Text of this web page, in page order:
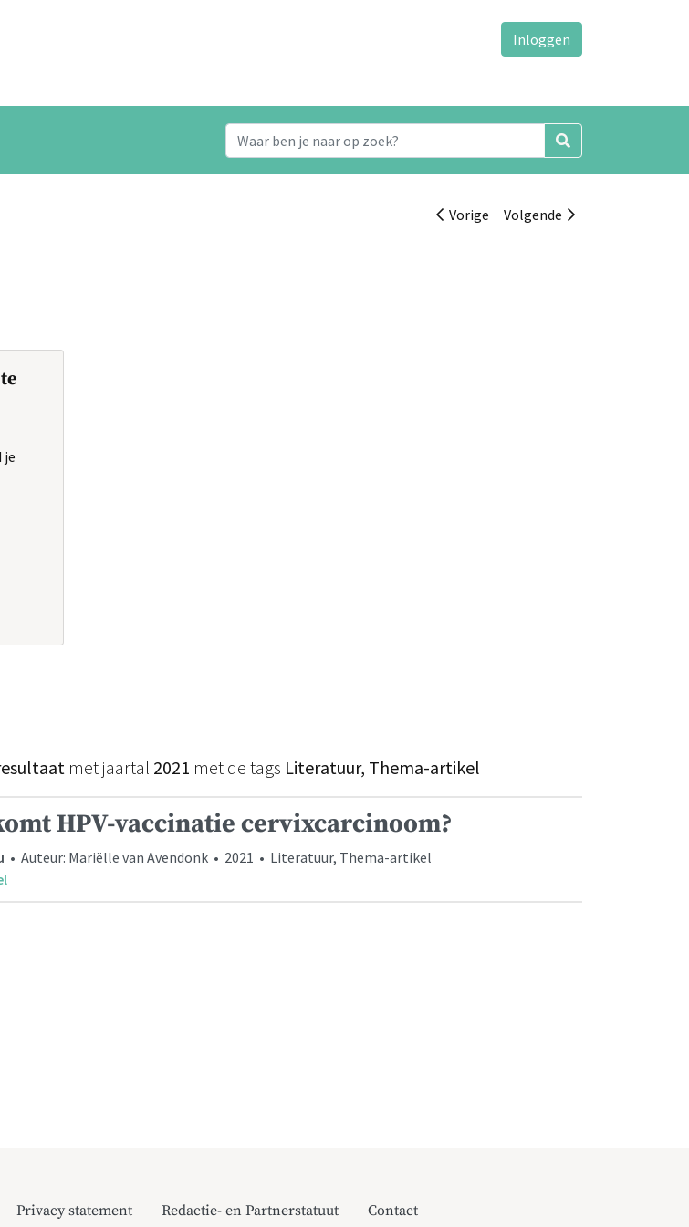
Inloggen
Vorige Volgende
je
met jaartal 2021 met de tags Literatuur, Thema-artikel
HPV-vaccinatie cervixcarcinoom?
• Auteur: Mariëlle van Avendonk • 2021 • Literatuur, Thema-artikel
Privacy statement Redactie- en Partnerstatuut Contact